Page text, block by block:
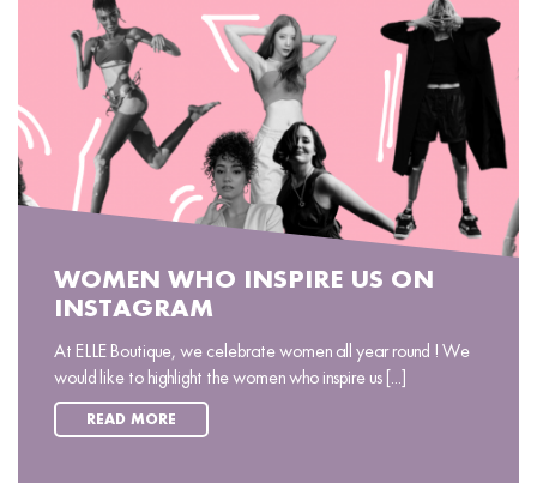
WOMEN WHO INSPIRE US ON
INSTAGRAM
At ELLE Boutique, we celebrate women all year round ! We
would like to highlight the women who inspire us [...]
READ MORE